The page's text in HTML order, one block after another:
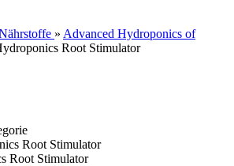
» Advanced Hydroponics of
Root Stimulator
Root Stimulator